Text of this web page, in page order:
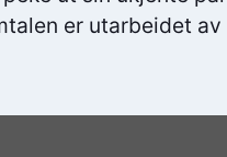
er utarbeidet av